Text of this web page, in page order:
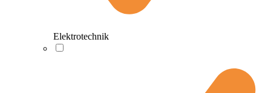
Elektrotechnik